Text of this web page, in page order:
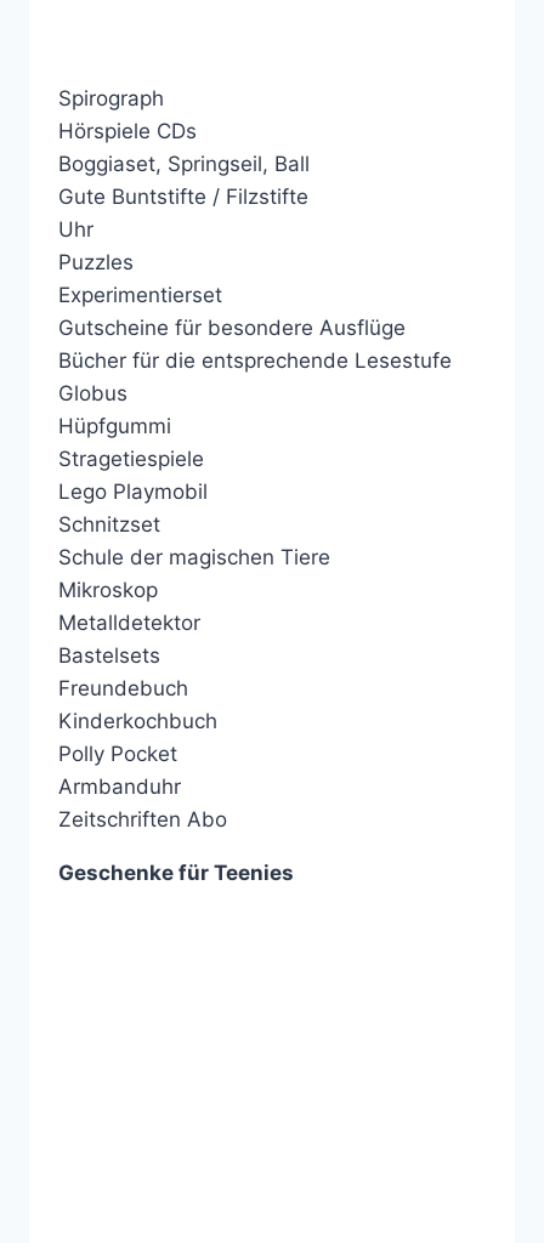
Spirograph
Hörspiele CDs
Boggiaset, Springseil, Ball
Gute Buntstifte / Filzstifte
Uhr
Puzzles
Experimentierset
Gutscheine für besondere Ausflüge
Bücher für die entsprechende Lesestufe
Globus
Hüpfgummi
Stragetiespiele
Lego Playmobil
Schnitzset
Schule der magischen Tiere
Mikroskop
Metalldetektor
Bastelsets
Freundebuch
Kinderkochbuch
Polly Pocket
Armbanduhr
Zeitschriften Abo
Geschenke für Teenies